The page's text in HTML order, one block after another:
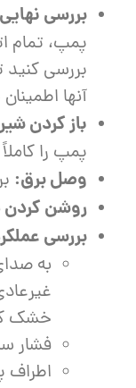
بررسی
پمپ، تمام
بررسی
آنها
باز کردن
پمپ را
وصل برق:
روشن
بررسی
به
خشک
فشار
اطراف